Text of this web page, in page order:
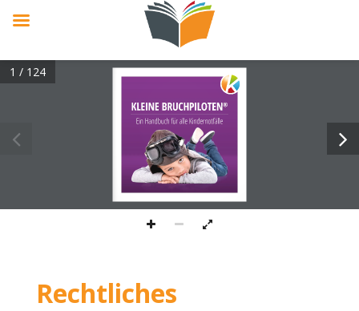
Ein Handbuch für alle Kindernotfälle
KLEINE BRUCHPILOTEN®
1 / 124
Rechtliches